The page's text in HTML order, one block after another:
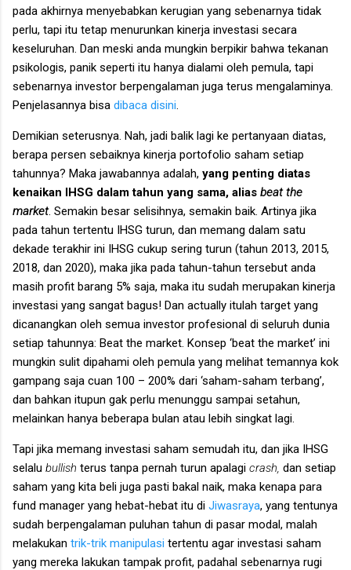
pada akhirnya menyebabkan kerugian yang sebenarnya tidak
perlu, tapi itu tetap menurunkan kinerja investasi secara
keseluruhan. Dan meski anda mungkin berpikir bahwa tekanan
psikologis, panik seperti itu hanya dialami oleh pemula, tapi
sebenarnya investor berpengalaman juga terus mengalaminya.
Penjelasannya bisa dibaca disini
Demikian seterusnya. Nah, jadi balik lagi ke pertanyaan diatas,
berapa persen sebaiknya kinerja portofolio saham setiap
tahunnya? Maka jawabannya adalah, yang penting diatas
kenaikan IHSG dalam tahun yang sama, alias beat the
market. Semakin besar selisihnya, semakin baik. Artinya jika
pada tahun tertentu IHSG turun, dan memang dalam satu
dekade terakhir ini IHSG cukup sering turun (tahun 2013, 2015,
2018, dan 2020), maka jika pada tahun-tahun tersebut anda
masih profit barang 5% saja, maka itu sudah merupakan kinerja
investasi yang sangat bagus! Dan actually itulah target yang
dicanangkan oleh semua investor profesional di seluruh dunia
setiap tahunnya: Beat the market. Konsep ‘beat the market’ ini
mungkin sulit dipahami oleh pemula yang melihat temannya kok
gampang saja cuan 100 – 200% dari ‘saham-saham terbang’,
dan bahkan itupun gak perlu menunggu sampai setahun,
melainkan hanya beberapa bulan atau lebih singkat lagi.
Tapi jika memang investasi saham semudah itu, dan jika IHSG
selalu bullish terus tanpa pernah turun apalagi crash, dan setiap
saham yang kita beli juga pasti bakal naik, maka kenapa para
fund manager yang hebat-hebat itu di Jiwasraya, yang tentunya
sudah berpengalaman puluhan tahun di pasar modal, malah
melakukan trik-trik manipulasi tertentu agar investasi saham
yang mereka lakukan tampak profit, padahal sebenarnya rugi